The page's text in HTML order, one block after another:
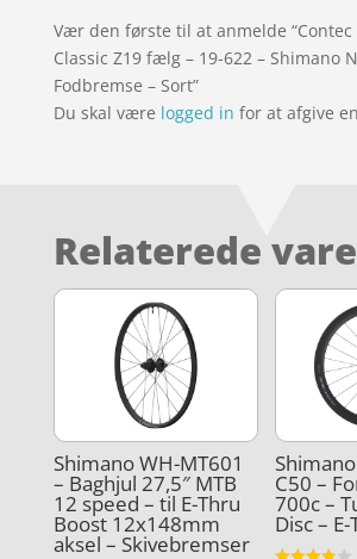
Vær den første til at anmelde “Contec
Classic Z19 fælg – 19-622 – Shimano
Fodbremse – Sort”
Du skal være logged in for at afgive
Relaterede
Shimano WH-MT601
– Baghjul 27,5″ MTB
12 speed – til E-Thru
Boost 12x148mm
aksel – Skivebremser
C50 –
700c –
Disc –